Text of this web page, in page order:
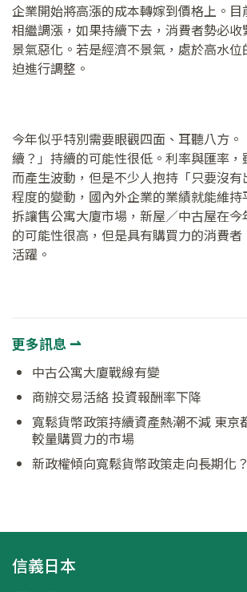
企業開始將高漲的成本轉嫁到價格上。
相繼調漲，如果持續下去，消費者勢必
景氣惡化。若是經濟不景氣，處於高水
迫進行調整。
今年似乎特別需要眼觀四面、耳聽八方
續？」持續的可能性很低。利率與匯率
而產生波動，但是不少人抱持「只要沒
程度的變動，國內外企業的業績就能維
拆讓售公寓大廈市場，新屋／中古屋在
的可能性很高，但是具有購買力的消費
活躍。
更多訊息 ⇀
中古公寓大廈戰線有變
商辦交易活絡 投資報酬率下降
寬鬆貨幣政策持續資產熱潮不減 東京
較量購買力的市場
新政權傾向寬鬆貨幣政策走向長期化？
信義日本